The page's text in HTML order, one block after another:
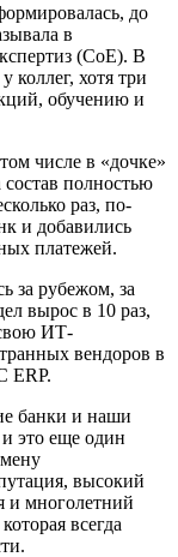
до
в
(CoE). В
коллег, хотя три
обучению и
числе в «дочке»
полностью
раз, по-
и добавились
платежей.
за рубежом, за
вырос в 10 раз,
ИТ-
вендоров в
ERP.
банки и наши
это еще один
высокий
и многолетний
всегда